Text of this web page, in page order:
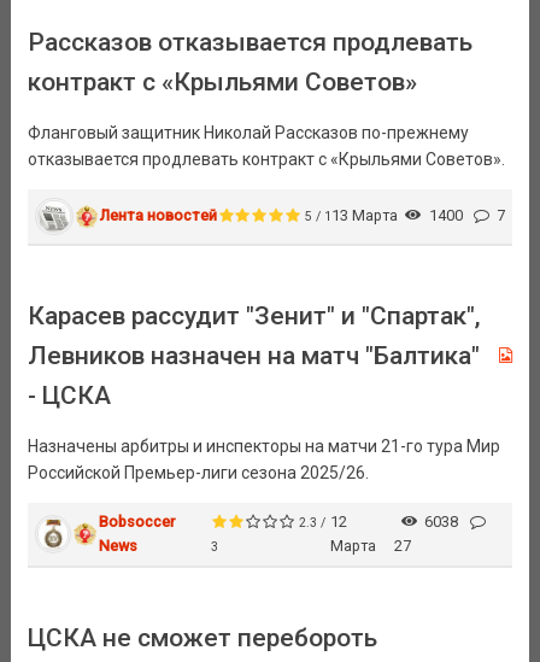
Рассказов отказывается продлевать
контракт с «Крыльями Советов»
Фланговый защитник Николай Рассказов по-прежнему
отказывается продлевать контракт с «Крыльями Советов».
Лента новостей 5 / 1 13 Марта 1400 7
Карасев рассудит "Зенит" и "Спартак",
Левников назначен на матч "Балтика"
- ЦСКА
Назначены арбитры и инспекторы на матчи 21-го тура Мир
Российской Премьер-лиги сезона 2025/26.
Bobsoccer
News
2.3 /
3
12
Марта
6038
27
ЦСКА не сможет перебороть